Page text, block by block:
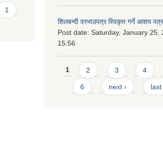
1
शिलबन्दी दरभाउपत्र स्विकृत गर्ने आशय
Post date: Saturday, January 25,
15:56
Pages
1 2 3 4
6 next › last